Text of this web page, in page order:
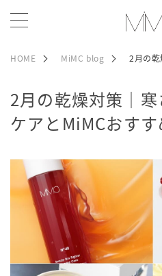
HOME MiMC blog 2月の
2月の乾燥対策｜
ケアとMiMCおす